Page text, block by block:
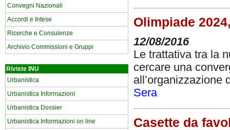
Convegni Nazionali
Accordi e Intese
Ricerche e Consulenze
Archivio Commissioni e Gruppi
Riviste INU
Urbanistica
Urbanistica Informazioni
Urbanistica Dossier
Urbanistica Informazioni on line
Olimpiade
12/08/2016
Le trattativa tra la
cercare una
Sera
Casette da